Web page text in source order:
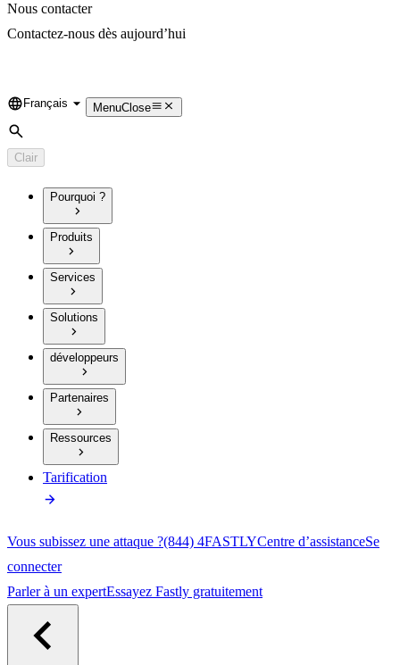
Nous contacter
Contactez-nous dès aujourd’hui
Language
Français MenuClose
Rechercher
Clair
Pourquoi ?
Produits
Services
Solutions
développeurs
Partenaires
Ressources
Tarification
Vous subissez une attaque ?(844) 4FASTLYCentre d’assistanceSe
connecter
Parler à un expertEssayez Fastly gratuitement